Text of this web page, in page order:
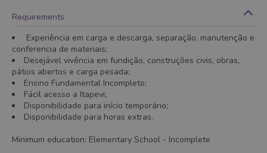
Requirements
Experiência em carga e descarga, separação, manutenção e
conferencia de materiais;
Desejável vivência em fundição, construções civis, obras,
pátios abertos e carga pesada;
Ensino Fundamental Incompleto;
Fácil acesso a Itapevi;
Disponibilidade para início temporário;
Disponibilidade para horas extras.
Minimum education: Elementary School - Incomplete